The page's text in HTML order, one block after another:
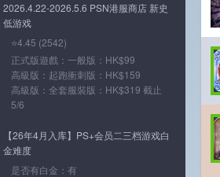
2026.4.22-2026.5.6 PSN港服商店 新史
低游戏
⭐4.45 (2542)
正式版遊戲：一般版：HK$99
高級版：起跑衝刺版：HK$159
高級版：全套服裝版：HK$319 截止
5/6
【26年4月入库】PS+会员二三档游戏白
金难度
是否有白金：有